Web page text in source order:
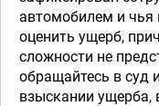
автомобилем и чья
оценить ущерб,
сложности не
обращайтесь в суд
взыскании ущерба,